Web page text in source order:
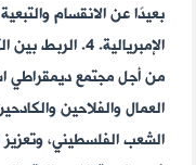
بعيدًا عن الانقسام
الإمبريالية. 4.
من أجل مجتمع ديمقراطي
الشعب الفلسطيني، وتعزيز